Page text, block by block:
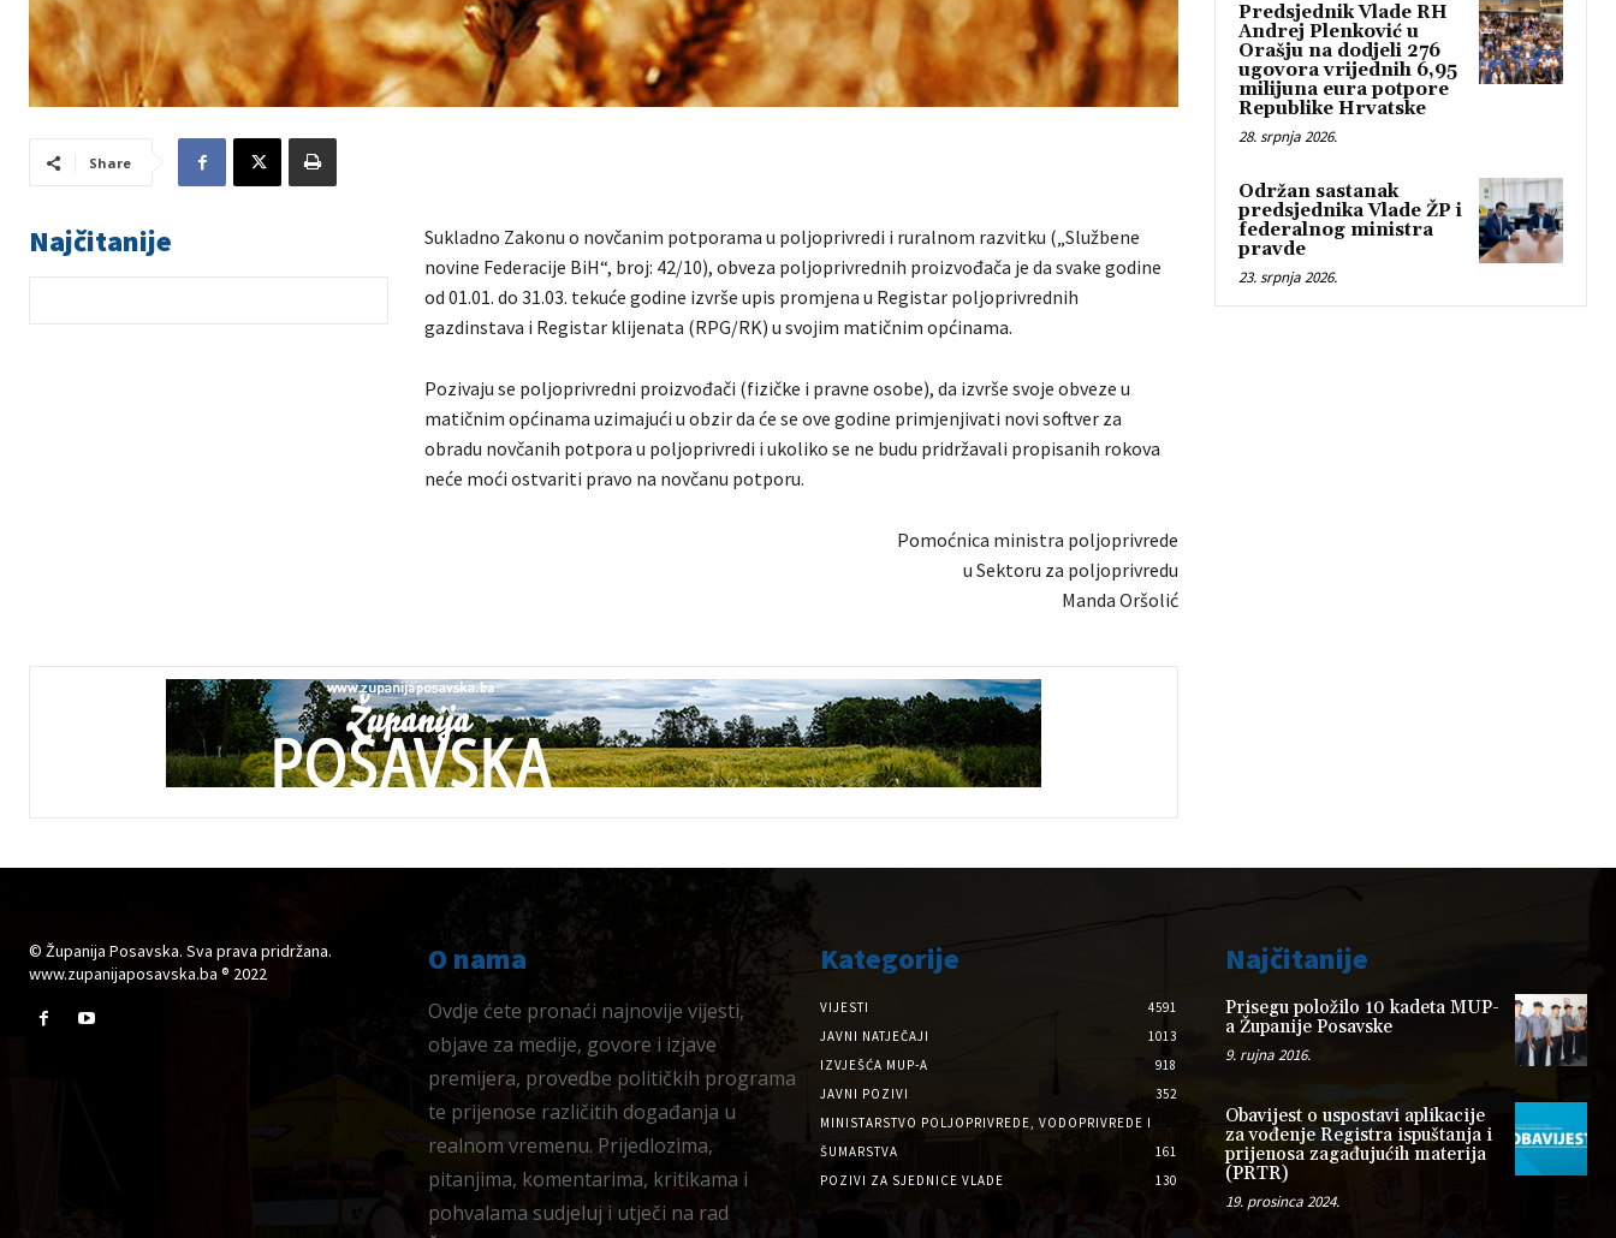
Share
Najčitanije
Sukladno Zakonu o novčanim potporama u poljoprivredi i ruralnom razvitku („Službene
novine Federacije BiH“, broj: 42/10), obveza poljoprivrednih proizvođača je da svake godine
od 01.01. do 31.03. tekuće godine izvrše upis promjena u Registar poljoprivrednih
gazdinstava i Registar klijenata (RPG/RK) u svojim matičnim općinama.
Pozivaju se poljoprivredni proizvođači (fizičke i pravne osobe), da izvrše svoje obveze u
matičnim općinama uzimajući u obzir da će se ove godine primjenjivati novi softver za
obradu novčanih potpora u poljoprivredi i ukoliko se ne budu pridržavali propisanih rokova
neće moći ostvariti pravo na novčanu potporu.
Pomoćnica ministra poljoprivrede
u Sektoru za poljoprivredu
Manda Oršolić
Predsjednik Vlade RH
Andrej Plenković u
Orašju na dodjeli 276
ugovora vrijednih 6,95
milijuna eura potpore
Republike Hrvatske
28. srpnja 2026.
Održan sastanak
predsjednika Vlade ŽP i
federalnog ministra
pravde
23. srpnja 2026.
© Županija Posavska. Sva prava pridržana.
www.zupanijaposavska.ba ® 2022
O nama
Ovdje ćete pronaći najnovije vijesti,
objave za medije, govore i izjave
premijera, provedbe političkih programa
te prijenose različitih događanja u
realnom vremenu. Prijedlozima,
pitanjima, komentarima, kritikama i
pohvalama sudjeluj i utječi na rad
Kategorije
VIJESTI
4591
JAVNI NATJEČAJI
1013
IZVJEŠĆA MUP-A
918
JAVNI POZIVI
352
MINISTARSTVO POLJOPRIVREDE, VODOPRIVREDE I
ŠUMARSTVA
161
POZIVI ZA SJEDNICE VLADE
130
Najčitanije
Prisegu položilo 10 kadeta MUP-
a Županije Posavske
9. rujna 2016.
Obavijest o uspostavi aplikacije
za vođenje Registra ispuštanja i
prijenosa zagađujućih materija
(PRTR)
19. prosinca 2024.